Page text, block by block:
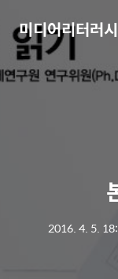
미디어리터러시
2016. 4. 5.